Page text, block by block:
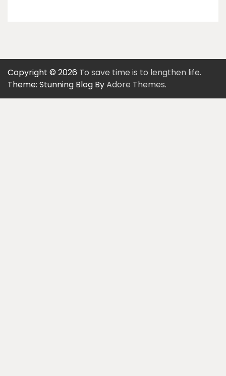
Copyright © 2026 To save time is to lengthen life.
Theme: Stunning Blog ByAdore Themes.